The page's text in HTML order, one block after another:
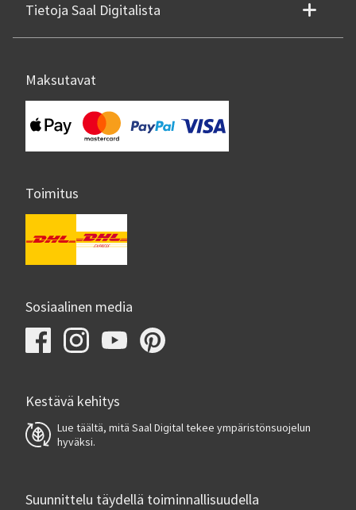
Tietoja Saal Digitalista
Maksutavat
Toimitus
Sosiaalinen media
Kestävä kehitys
Lue täältä, mitä Saal Digital tekee ympäristönsuojelun
hyväksi.
Suunnittelu täydellä toiminnallisuudella